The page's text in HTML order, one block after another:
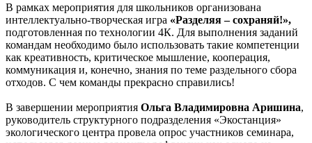
В рамках мероприятия для школьников организована
интеллектуально-творческая игра «Разделяя – сохраняй!»,
подготовленная по технологии 4К. Для выполнения заданий
командам необходимо было использовать такие компетенции
как креативность, критическое мышление, кооперация,
коммуникация и, конечно, знания по теме раздельного сбора
отходов. С чем команды прекрасно справились!
В завершении мероприятия Ольга Владимировна Аришина,
руководитель структурного подразделения «Экостанция»
экологического центра провела опрос участников семинара,